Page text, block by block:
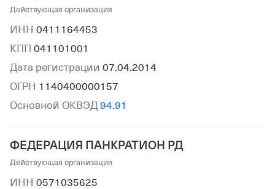
Действующая организация
ИНН 0411164453
КПП 041101001
Дата регистрации 07.04.2014
ОГРН 1140400000157
Основной ОКВЭД 94.91
ФЕДЕРАЦИЯ ПАНКРАТИОН РД
Действующая организация
ИНН 0571035625